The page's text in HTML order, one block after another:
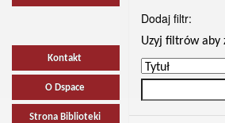
Kontakt
O Dspace
Strona Biblioteki
Dodaj filtr:
Uzyj filtrów aby